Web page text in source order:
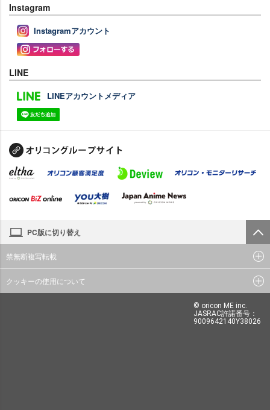
Instagram
Instagramアカウント
LINE
LINEアカウントメディア
PC版に切り替え
禁無断複写転載
クッキーの使用について
© oricon ME inc.
JASRAC許諾番号：
9009642140Y38026